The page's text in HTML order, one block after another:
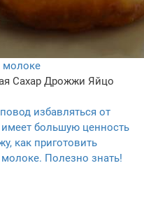
Сахар Дрожжи Яйцо
избавляться от
большую ценность
как приготовить
Полезно знать!